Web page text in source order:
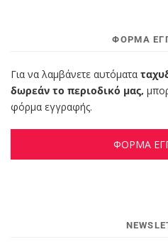
ΦΌΡΜΑ
Για να λαμβάνετε αυτόματα
δωρεάν το περιοδικό μας,
φόρμα εγγραφής.
ΦΟΡΜΑ